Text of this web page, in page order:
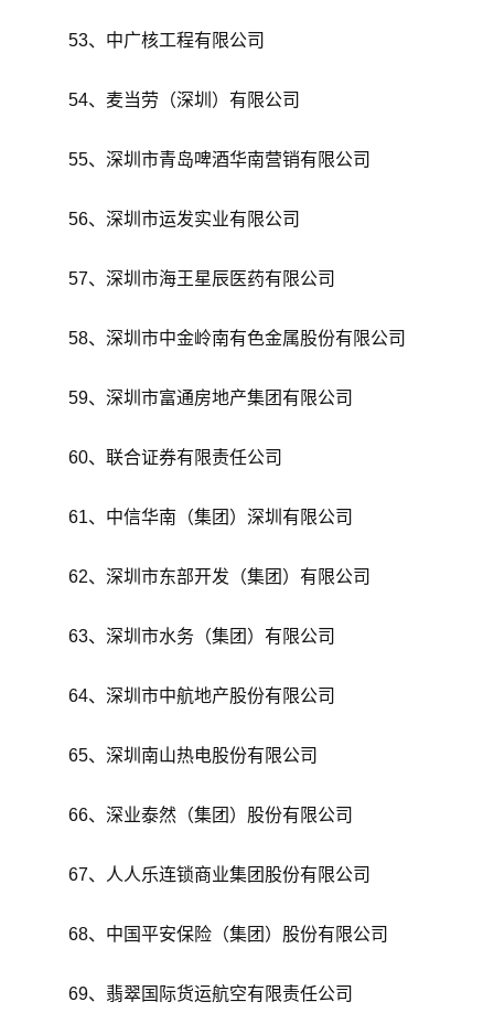
53、中广核工程有限公司
54、麦当劳（深圳）有限公司
55、深圳市青岛啤酒华南营销有限公司
56、深圳市运发实业有限公司
57、深圳市海王星辰医药有限公司
58、深圳市中金岭南有色金属股份有限公司
59、深圳市富通房地产集团有限公司
60、联合证券有限责任公司
61、中信华南（集团）深圳有限公司
62、深圳市东部开发（集团）有限公司
63、深圳市水务（集团）有限公司
64、深圳市中航地产股份有限公司
65、深圳南山热电股份有限公司
66、深业泰然（集团）股份有限公司
67、人人乐连锁商业集团股份有限公司
68、中国平安保险（集团）股份有限公司
69、翡翠国际货运航空有限责任公司